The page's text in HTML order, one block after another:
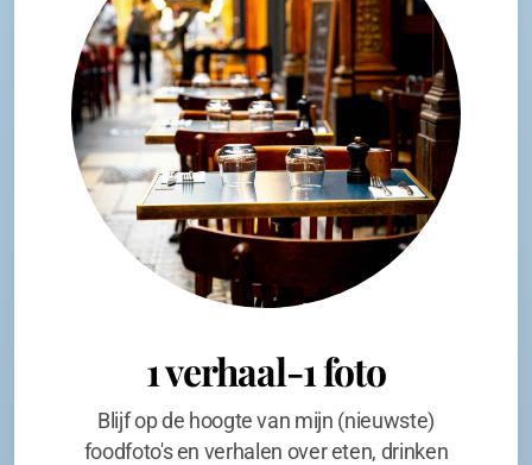
1 verhaal-1 foto
Blijf op de hoogte van mijn (nieuwste)
foodfoto's en verhalen over eten, drinken